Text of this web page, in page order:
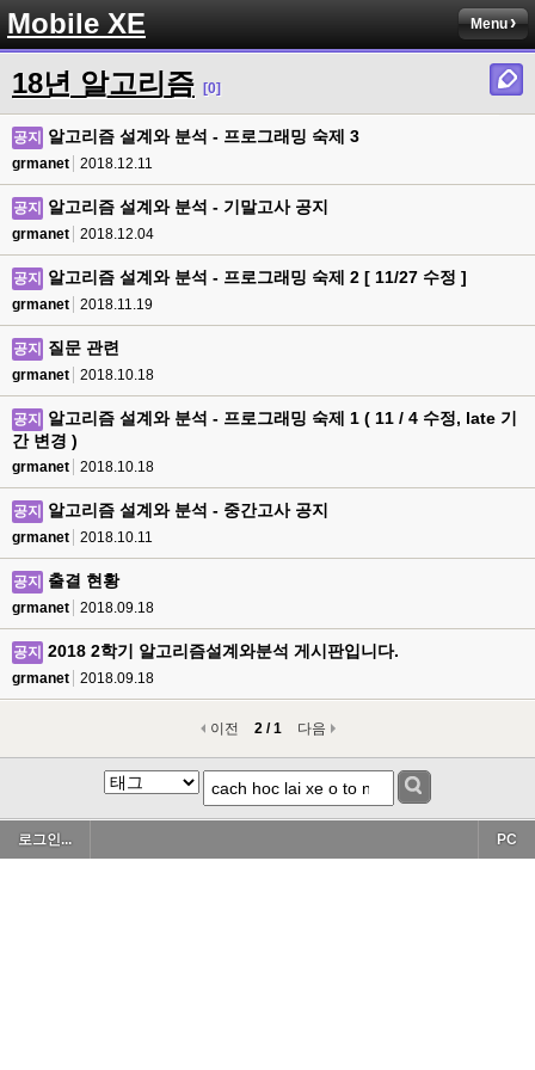
Mobile XE Menu
18년 알고리즘 [0]
공지 알고리즘 설계와 분석 - 프로그래밍 숙제 3
grmanet 2018.12.11
공지 알고리즘 설계와 분석 - 기말고사 공지
grmanet 2018.12.04
공지 알고리즘 설계와 분석 - 프로그래밍 숙제 2 [ 11/27 수정 ]
grmanet 2018.11.19
공지 질문 관련
grmanet 2018.10.18
공지
알고리즘 설계와 분석 - 프로그래밍 숙제 1 ( 11 / 4 수정, late 기
간 변경 )
grmanet 2018.10.18
공지 알고리즘 설계와 분석 - 중간고사 공지
grmanet 2018.10.11
공지 출결 현황
grmanet 2018.09.18
공지 2018 2학기 알고리즘설계와분석 게시판입니다.
grmanet 2018.09.18
이전 2 / 1 다음
로그인... PC